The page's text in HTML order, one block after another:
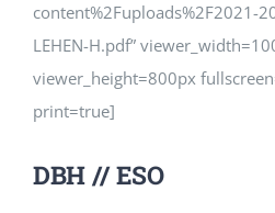
content%2Fuploads%2F2021-
LEHEN-H.pdf”
viewer_height=800px
print=true]
DBH // ESO